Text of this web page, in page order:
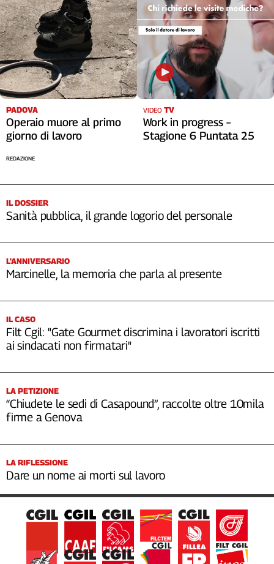
PADOVA
Operaio muore al primo
giorno di lavoro
REDAZIONE
VIDEO TV
Work in progress –
Stagione 6 Puntata 25
IL DOSSIER
Sanità pubblica, il grande logorio del personale
L'ANNIVERSARIO
Marcinelle, la memoria che parla al presente
IL CASO
Filt Cgil: "Gate Gourmet discrimina i lavoratori iscritti
ai sindacati non firmatari"
LA PETIZIONE
“Chiudete le sedi di Casapound”, raccolte oltre 10mila
firme a Genova
LA RIFLESSIONE
Dare un nome ai morti sul lavoro